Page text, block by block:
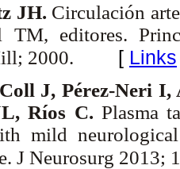
JH. Circulación
TM, editores.
2000. [ Links
J, Pérez-Neri I,
Ríos C. Plasma
mild
J Neurosurg 2013;